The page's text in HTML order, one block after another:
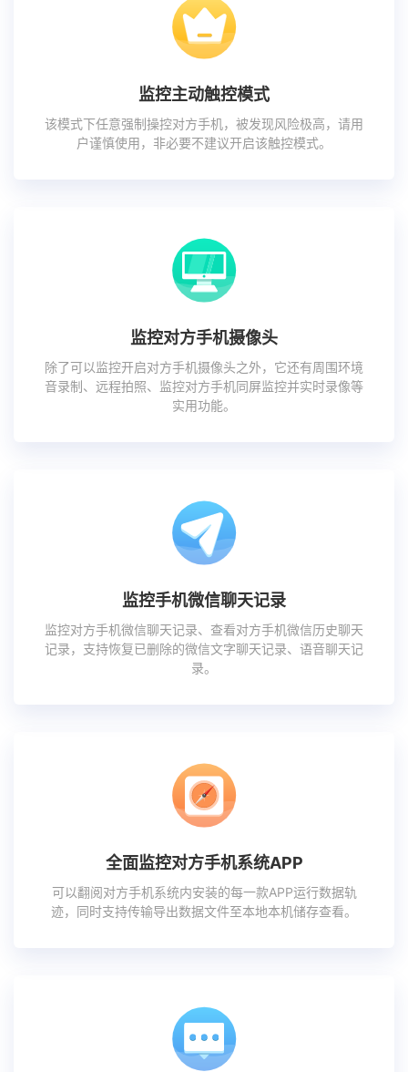
监控主动触控模式
该模式下任意强制操控对方手机，被发现风险极高，请用
户谨慎使用，非必要不建议开启该触控模式。
监控对方手机摄像头
除了可以监控开启对方手机摄像头之外，它还有周围环境
音录制、远程拍照、监控对方手机同屏监控并实时录像等
实用功能。
监控手机微信聊天记录
监控对方手机微信聊天记录、查看对方手机微信历史聊天
记录，支持恢复已删除的微信文字聊天记录、语音聊天记
录。
全面监控对方手机系统APP
可以翻阅对方手机系统内安装的每一款APP运行数据轨
迹，同时支持传输导出数据文件至本地本机储存查看。